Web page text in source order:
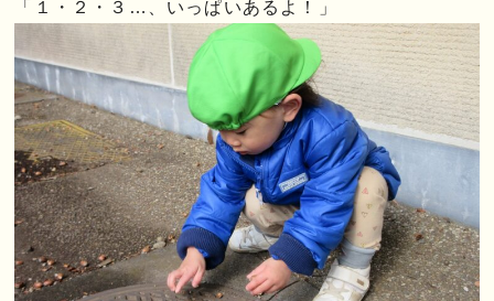
「１・２・３…、いっぱいあるよ！」